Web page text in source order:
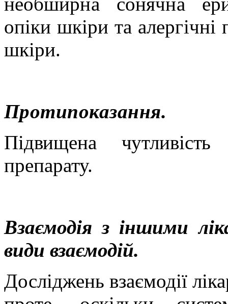
опіки шкіри та
шкіри.
Протипоказання.
Підвищена
препарату.
Взаємодія з іншими
види взаємодій.
Досліджень взаємодії